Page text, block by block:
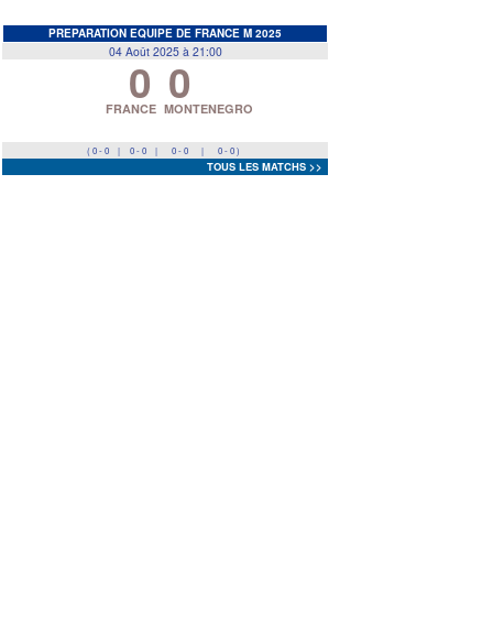
PREPARATION EQUIPE DE FRANCE M 2025
04 Août 2025 à 21:00
0
FRANCE 0
MONTENEGRO
( 0 - 0 | 0 - 0 | 0 - 0 | 0 - 0 )
TOUS LES MATCHS >>